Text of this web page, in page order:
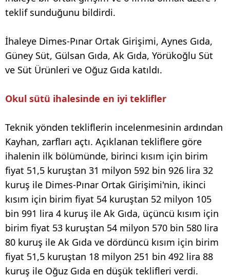
teklif sunduğunu bildirdi.
İhaleye Dimes-Pınar Ortak Girişimi, Aynes Gıda,
Güney Süt, Gülsan Gıda, Ak Gıda, Yörükoğlu Süt
ve Süt Ürünleri ve Oğuz Gıda katıldı.
Okul sütü ihalesinde en iyi teklifler
Teknik yönden tekliflerin incelenmesinin ardından
Kayhan, zarfları açtı. Açıklanan tekliflere göre
ihalenin ilk bölümünde, birinci kısım için birim
fiyat 51,5 kuruştan 31 milyon 592 bin 926 lira 32
kuruş ile Dimes-Pınar Ortak Girişimi'nin, ikinci
kısım için birim fiyat 54 kuruştan 52 milyon 105
bin 991 lira 4 kuruş ile Ak Gıda, üçüncü kısım için
birim fiyat 53 kuruştan 54 milyon 570 bin 580 lira
80 kuruş ile Ak Gıda ve dördüncü kısım için birim
fiyat 51,5 kuruştan 18 milyon 251 bin 492 lira 88
kuruş ile Oğuz Gıda en düşük teklifleri verdi.